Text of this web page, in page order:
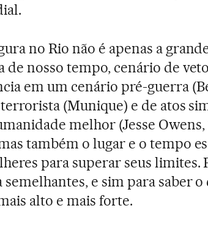
no Rio não é apenas a
de nosso tempo, cenário de
em um cenário pré-guerra
(Munique) e de atos
melhor (Jesse
também o lugar e o tempo
para superar seus limites.
e sim para saber o
alto e mais forte.